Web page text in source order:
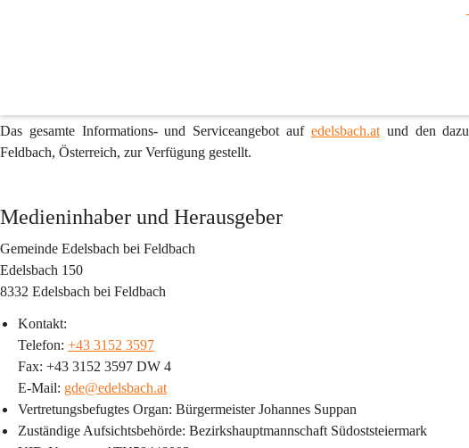
ist die offizielle Online-Plattform der Gemeinde Edelsbach bei
an Informationen und Diensten zu unterschiedlichsten Themenbereichen. Sei
Feldbach, politische Neuigkeiten oder administrative Belange – unser
Das gesamte Informations- und Serviceangebot auf edelsbach.at und den
Feldbach, Österreich, zur Verfügung gestellt.
Medieninhaber und Herausgeber
Gemeinde Edelsbach bei Feldbach
Edelsbach 150
8332 Edelsbach bei Feldbach
Kontakt:
Telefon: +43 3152 3597
Fax: +43 3152 3597 DW 4
E-Mail: gde@edelsbach.at
Vertretungsbefugtes Organ: Bürgermeister Johannes Suppan
Zuständige Aufsichtsbehörde: Bezirkshauptmannschaft Südoststeiermark